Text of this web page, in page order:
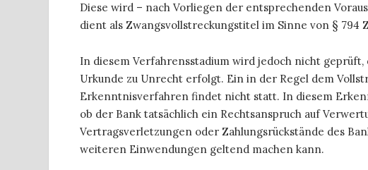
Diese wird – nach Vorliegen der entsprechenden
dient als Zwangsvollstreckungstitel im Sinne von § 794
In diesem Verfahrensstadium wird jedoch nicht
Urkunde zu Unrecht erfolgt. Ein in der Regel dem
Erkenntnisverfahren findet nicht statt. In diesem
ob der Bank tatsächlich ein Rechtsanspruch auf
Vertragsverletzungen oder Zahlungsrückstände des
weiteren Einwendungen geltend machen kann.